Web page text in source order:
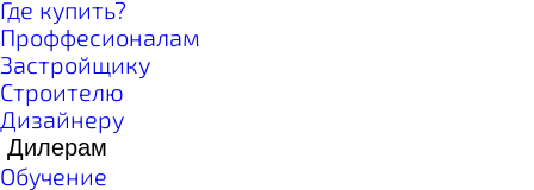
Где купить?
Проффесионалам
Застройщику
Строителю
Дизайнеру
Дилерам
Обучение